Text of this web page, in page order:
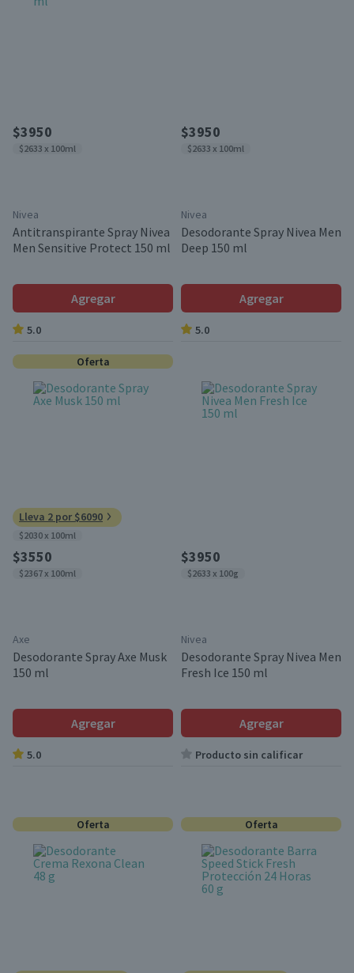
$3950
$2633 x 100ml
Nivea
Antitranspirante Spray Nivea
Men Sensitive Protect 150 ml
Agregar
5.0
$3950
$2633 x 100ml
Nivea
Desodorante Spray Nivea Men
Deep 150 ml
Agregar
5.0
Oferta
Lleva 2 por $6090
$2030 x 100ml
$3550
$2367 x 100ml
Axe
Desodorante Spray Axe Musk
150 ml
Agregar
5.0
$3950
$2633 x 100g
Nivea
Desodorante Spray Nivea Men
Fresh Ice 150 ml
Agregar
Producto sin calificar
Oferta Oferta